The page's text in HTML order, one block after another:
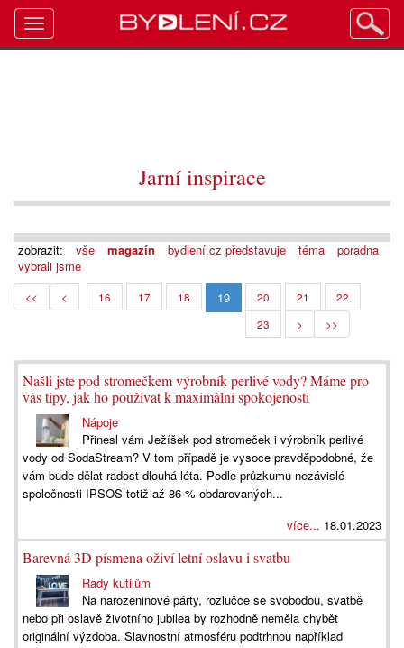
Jarní inspirace
zobrazit: vše magazín bydlení.cz představuje téma
poradna
vybrali jsme
<< < 16 17 18 19 20 21
22
23
> >>
Našli jste pod stromečkem výrobník perlivé vody? Máme pro
vás tipy, jak ho používat k maximální spokojenosti
Nápoje
Přinesl vám Ježíšek pod stromeček i výrobník perlivé
vody od SodaStream? V tom případě je vysoce pravděpodobné, že
vám bude dělat radost dlouhá léta. Podle průzkumu nezávislé
společnosti IPSOS totiž až 86 % obdarovaných...
více... 18.01.2023
Barevná 3D písmena oživí letní oslavu i svatbu
Rady kutilům
Na narozeninové párty, rozlučce se svobodou, svatbě
nebo při oslavě životního jubilea by rozhodně neměla chybět
originální výzdoba. Slavnostní atmosféru podtrhnou například
Toggle
navigation